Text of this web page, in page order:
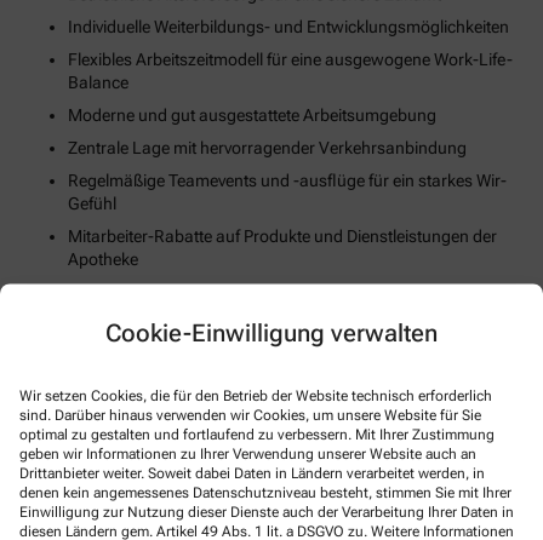
Cookie-Einwilligung verwalten
Wir setzen Cookies, die für den Betrieb der Website technisch erforderlich
sind. Darüber hinaus verwenden wir Cookies, um unsere Website für Sie
optimal zu gestalten und fortlaufend zu verbessern. Mit Ihrer Zustimmung
geben wir Informationen zu Ihrer Verwendung unserer Website auch an
Drittanbieter weiter. Soweit dabei Daten in Ländern verarbeitet werden, in
denen kein angemessenes Datenschutzniveau besteht, stimmen Sie mit Ihrer
Einwilligung zur Nutzung dieser Dienste auch der Verarbeitung Ihrer Daten in
diesen Ländern gem. Artikel 49 Abs. 1 lit. a DSGVO zu. Weitere Informationen
Individuelle Weiterbildungs- und Entwicklungsmöglichkeiten
Flexibles Arbeitszeitmodell für eine ausgewogene Work-Life-
Balance
Moderne und gut ausgestattete Arbeitsumgebung
Zentrale Lage mit hervorragender Verkehrsanbindung
Regelmäßige Teamevents und -ausflüge für ein starkes Wir-
Gefühl
Mitarbeiter-Rabatte auf Produkte und Dienstleistungen der
Apotheke
Unterstützung bei der Wohnungssuche oder Umzugskosten
Fortschrittliche Digitalisierungs- und Technologiestrategie
körperlichen Wohlbefindens
So können Sie sich bewerben
E-Mail